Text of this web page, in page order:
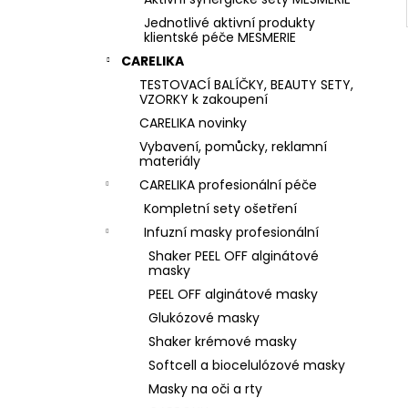
Jednotlivé aktivní produkty
klientské péče MESMERIE
CARELIKA
TESTOVACÍ BALÍČKY, BEAUTY SETY,
VZORKY k zakoupení
CARELIKA novinky
Vybavení, pomůcky, reklamní
materiály
CARELIKA profesionální péče
Kompletní sety ošetření
Infuzní masky profesionální
Shaker PEEL OFF alginátové
masky
PEEL OFF alginátové masky
Glukózové masky
Shaker krémové masky
Softcell a biocelulózové masky
Masky na oči a rty